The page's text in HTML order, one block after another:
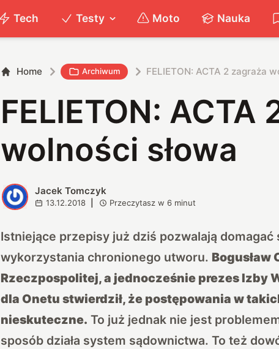
Tech Testy Moto Nauka
Home Archiwum FELIETON: ACTA 2 zagraża
FELIETON: ACTA
wolności słowa
J Jacek Tomczyk
13.12.2018 Przeczytasz w6 minut
Istniejące przepisy już dziś pozwalają
wykorzystania chronionego utworu. Bogusław
Rzeczpospolitej, a jednocześnie prezes Izby
dla Onetu stwierdził, że postępowania w
nieskuteczne. To już jednak nie jest
sposób działa system sądownictwa. To też